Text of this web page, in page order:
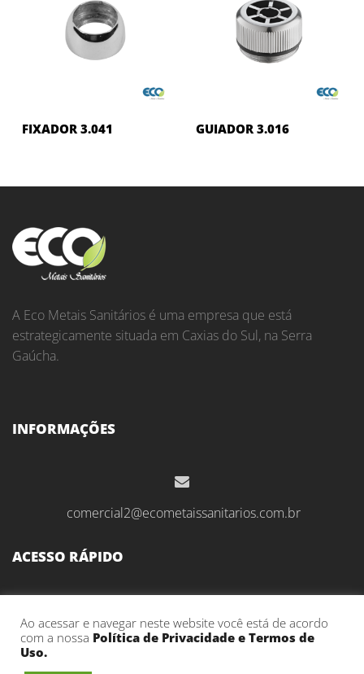
FIXADOR 3.041 GUIADOR 3.016
A Eco Metais Sanitários é uma empresa que está
estrategicamente situada em Caxias do Sul, na Serra
Gaúcha.
INFORMAÇÕES
comercial2@ecometaissanitarios.com.br
ACESSO RÁPIDO
Sobre Nós
Ao acessar e navegar neste website você está de acordo
com a nossa Política de Privacidade e Termos de
Uso.